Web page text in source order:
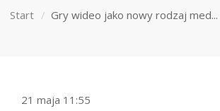
Start Gry wideo jako nowy rodzaj med...
21 maja 11:55